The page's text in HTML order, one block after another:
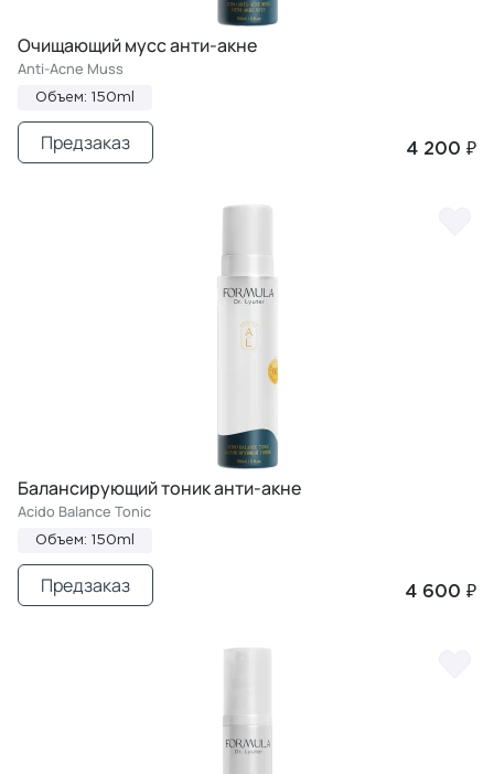
Очищающий мусс анти-акне
Anti-Acne Muss
Объем: 150ml
4 200 ₽
Предзаказ
Балансирующий тоник анти-акне
Acido Balance Tonic
Объем: 150ml
4 600 ₽
Предзаказ